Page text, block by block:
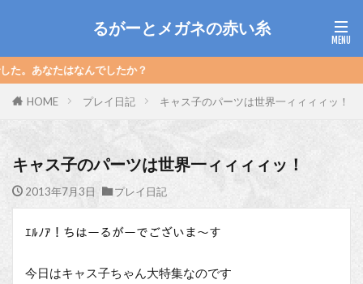
るがーとメガネの赤い糸
たか？
HOME プレイ日記 キャス子のパーツは世界一ィィィィッ！
キャス子のパーツは世界一ィィィィッ！
2013年7月3日 プレイ日記
ｴﾙﾉｱ！ちはーるがーでございま～す
今日はキャス子ちゃん大特集なのです